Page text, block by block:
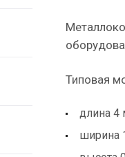
Типовая
длина 4
ширина